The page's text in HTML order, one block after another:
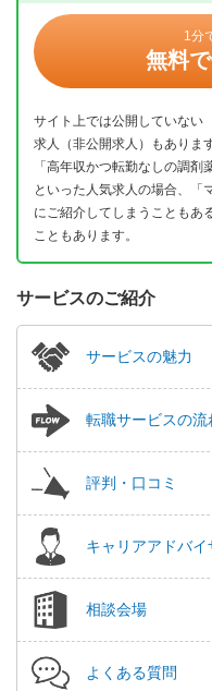
1分
無料
サイト上では公開していない
求人（非公開求人）もありま
「高年収かつ転勤なしの調剤
といった人気求人の場合、「
にご紹介してしまうこともあ
こともあります。
サービスのご紹介
サービスの魅力
転職サービスの流
評判・口コミ
キャリアアドバ
相談会場
よくある質問